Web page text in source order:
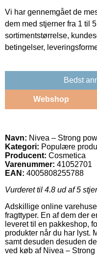
Vi har gennemgået de
dem med stjerner fra 1 til
sortimentstørrelse,
betingelser,
Bedst
Webshop
Navn: Nivea – Strong
Kategori: Populære
Producent: Cosmetica
Varenummer: 41052701
EAN: 4005808255788
Vurderet til 4.8 ud af 5
Adskillige online
fragttyper. En af dem der
leveret til en pakkeshop,
produkter når du har lyst.
samt desuden desuden
ved køb af Nivea –